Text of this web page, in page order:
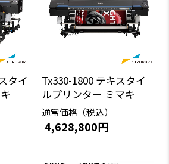
タイ
Tx330-1800 テキスタイ
ルプリンター ミマキ
通常価格（税込）
4,628,800円